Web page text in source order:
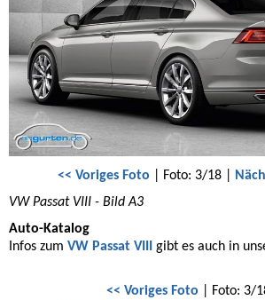
<< Voriges Foto | Foto: 3/18 |
VW Passat VIII - Bild A3
Auto-Katalog
Infos zum VW Passat VIII gibt es auch in
<< Voriges Foto | Foto: 3/